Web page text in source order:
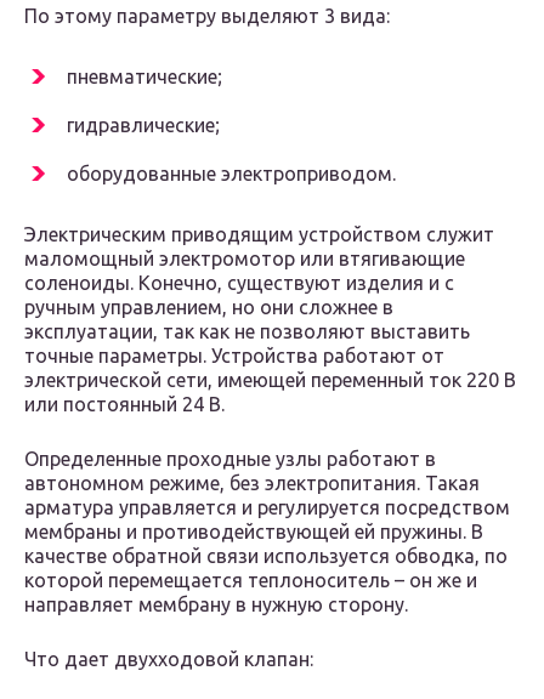
По этому параметру выделяют 3 вида:
пневматические;
гидравлические;
оборудованные электроприводом.
Электрическим приводящим устройством служит
маломощный электромотор или втягивающие
соленоиды. Конечно, существуют изделия и с
ручным управлением, но они сложнее в
эксплуатации, так как не позволяют выставить
точные параметры. Устройства работают от
электрической сети, имеющей переменный ток 220 В
или постоянный 24 В.
Определенные проходные узлы работают в
автономном режиме, без электропитания. Такая
арматура управляется и регулируется посредством
мембраны и противодействующей ей пружины. В
качестве обратной связи используется обводка, по
которой перемещается теплоноситель – он же и
направляет мембрану в нужную сторону.
Что дает двухходовой клапан: